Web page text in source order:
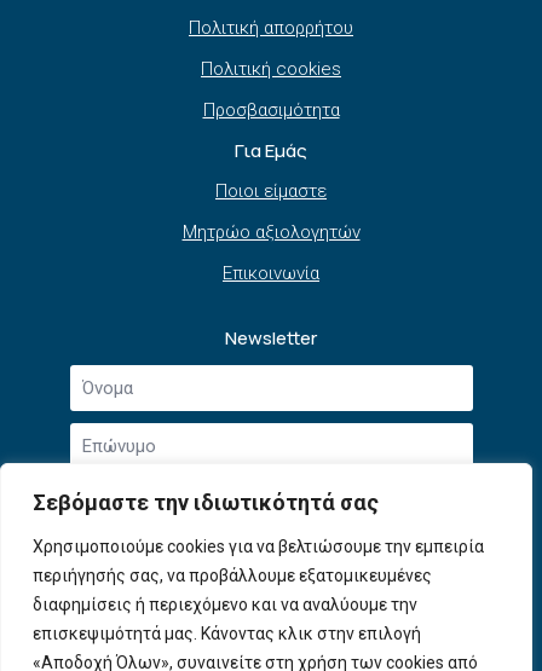
Σεβόμαστε την ιδιωτικότητά σας
Χρησιμοποιούμε cookies για να βελτιώσουμε την εμπειρία
περιήγησής σας, να προβάλλουμε εξατομικευμένες
διαφημίσεις ή περιεχόμενο και να αναλύουμε την
επισκεψιμότητά μας. Κάνοντας κλικ στην επιλογή
«Αποδοχή Όλων», συναινείτε στη χρήση των cookies από
Πολιτική απορρήτου
Πολιτική cookies
Προσβασιμότητα
Για Εμάς
Ποιοι είμαστε
Μητρώο αξιολογητών
Επικοινωνία
Newsletter
Όνομα
Επώνυμο
Email
*
Αποδοχή
όρων
χρήσης
*
Συμφωνώ με την Πολιτική Απορρήτουκαι τους
Όρους Χρήσης.
Εγγραφή